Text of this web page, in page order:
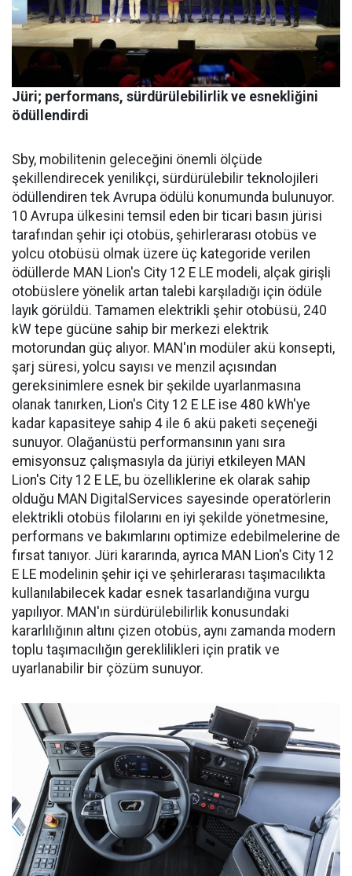
Jüri; performans, sürdürülebilirlik ve esnekliğini
ödüllendirdi
Sby, mobilitenin geleceğini önemli ölçüde
şekillendirecek yenilikçi, sürdürülebilir teknolojileri
ödüllendiren tek Avrupa ödülü konumunda bulunuyor.
10 Avrupa ülkesini temsil eden bir ticari basın jürisi
tarafından şehir içi otobüs, şehirlerarası otobüs ve
yolcu otobüsü olmak üzere üç kategoride verilen
ödüllerde MAN Lion's City 12 E LE modeli, alçak girişli
otobüslere yönelik artan talebi karşıladığı için ödüle
layık görüldü. Tamamen elektrikli şehir otobüsü, 240
kW tepe gücüne sahip bir merkezi elektrik
motorundan güç alıyor. MAN'ın modüler akü konsepti,
şarj süresi, yolcu sayısı ve menzil açısından
gereksinimlere esnek bir şekilde uyarlanmasına
olanak tanırken, Lion's City 12 E LE ise 480 kWh'ye
kadar kapasiteye sahip 4 ile 6 akü paketi seçeneği
sunuyor. Olağanüstü performansının yanı sıra
emisyonsuz çalışmasıyla da jüriyi etkileyen MAN
Lion's City 12 E LE, bu özelliklerine ek olarak sahip
olduğu MAN DigitalServices sayesinde operatörlerin
elektrikli otobüs filolarını en iyi şekilde yönetmesine,
performans ve bakımlarını optimize edebilmelerine de
fırsat tanıyor. Jüri kararında, ayrıca MAN Lion's City 12
E LE modelinin şehir içi ve şehirlerarası taşımacılıkta
kullanılabilecek kadar esnek tasarlandığına vurgu
yapılıyor. MAN'ın sürdürülebilirlik konusundaki
kararlılığının altını çizen otobüs, aynı zamanda modern
toplu taşımacılığın gereklilikleri için pratik ve
uyarlanabilir bir çözüm sunuyor.